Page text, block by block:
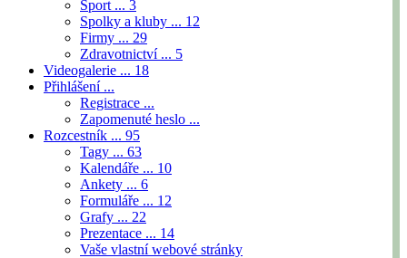
Sport ... 3
Spolky a kluby ... 12
Firmy ... 29
Zdravotnictví ... 5
Videogalerie ... 18
Přihlášení ...
Registrace ...
Zapomenuté heslo ...
Rozcestník ... 95
Tagy ... 63
Kalendáře ... 10
Ankety ... 6
Formuláře ... 12
Grafy ... 22
Prezentace ... 14
Vaše vlastní webové stránky